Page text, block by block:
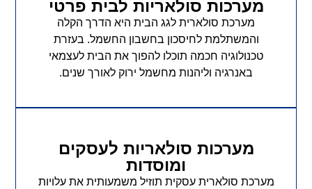
מערכות סולאריות לבית פרטי
מערכת סולארית לגג הבית היא הדרך הקלה
והמשתלמת לחיסכון בחשבון החשמל. בעזרת
טכנולוגיה חכמה תוכלו להפוך את הבית לעצמאי
באנרגיה וליהנות מחשמל ירוק לאורך שנים.
מערכות סולאריות לעסקים
ומוסדות
מערכת סולארית עסקית תוזיל משמעותית את עלויות